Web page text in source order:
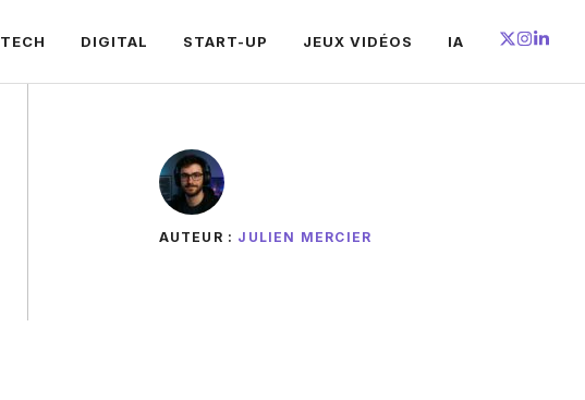
TECH DIGITAL START-UP JEUX VIDÉOS IA
AUTEUR : JULIEN MERCIER